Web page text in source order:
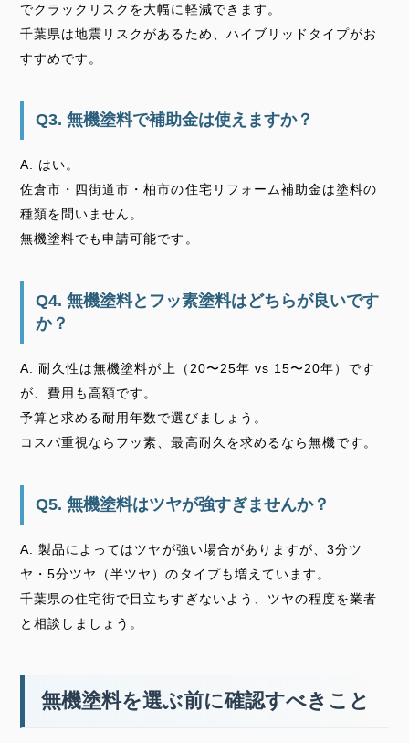
でクラックリスクを大幅に軽減できます。
千葉県は地震リスクがあるため、ハイブリッドタイプがお
すすめです。
Q3. 無機塗料で補助金は使えますか？
A. はい。
佐倉市・四街道市・柏市の住宅リフォーム補助金は塗料の
種類を問いません。
無機塗料でも申請可能です。
Q4. 無機塗料とフッ素塗料はどちらが良いです
か？
A. 耐久性は無機塗料が上（20〜25年 vs 15〜20年）です
が、費用も高額です。
予算と求める耐用年数で選びましょう。
コスパ重視ならフッ素、最高耐久を求めるなら無機です。
Q5. 無機塗料はツヤが強すぎませんか？
A. 製品によってはツヤが強い場合がありますが、3分ツ
ヤ・5分ツヤ（半ツヤ）のタイプも増えています。
千葉県の住宅街で目立ちすぎないよう、ツヤの程度を業者
と相談しましょう。
無機塗料を選ぶ前に確認すべきこと